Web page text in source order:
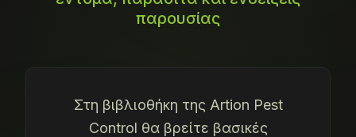
παρουσίας
Στη βιβλιοθήκη της Artion Pest
Control θα βρείτε βασικές